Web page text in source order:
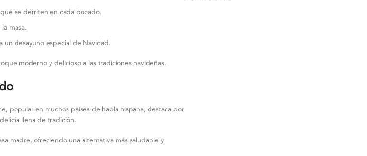
se derriten en cada bocado.
masa.
un desayuno especial de Navidad.
moderno y delicioso a las tradiciones navideñas.
popular en muchos países de habla hispana, destaca por
llena de tradición.
madre, ofreciendo una alternativa más saludable y